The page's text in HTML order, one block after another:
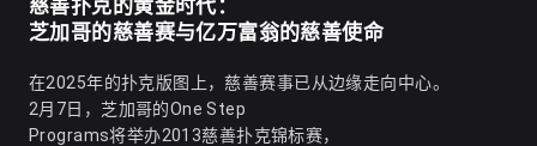
慈善扑克的黄金时代：
芝加哥的慈善赛与亿万富翁的慈善使命
在2025年的扑克版图上，慈善赛事已从边缘走向中心。
2月7日，芝加哥的One Step
Programs将举办2013慈善扑克锦标赛，